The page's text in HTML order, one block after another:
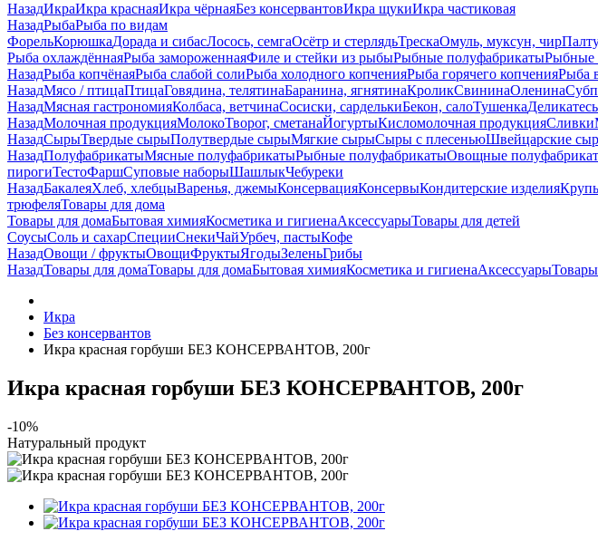
НазадИкраИкра краснаяИкра чёрнаяБез консервантовИкра щукиИкра частиковая
НазадРыбаРыба по видам
ФорельКорюшкаДорада и сибасЛосось, семгаОсётр и стерлядьТрескаОмуль, муксун, чир
Рыба охлаждённаяРыба замороженнаяФиле и стейки из рыбыРыбные полуфабрикатыРыбные
НазадРыба копчёнаяРыба слабой солиРыба холодного копченияРыба горячего копченияРыба
НазадМясо / птицаПтицаГовядина, телятинаБаранина, ягнятинаКроликСвининаОленина
НазадМясная гастрономияКолбаса, ветчинаСосиски, сарделькиБекон, салоТушенка
НазадМолочная продукцияМолокоТворог, сметанаЙогуртыКисломолочная продукцияСливки
НазадСырыТвердые сырыПолутвердые сырыМягкие сырыСыры c плесеньюШвейцарские
НазадПолуфабрикатыМясные полуфабрикатыРыбные полуфабрикатыОвощные
пирогиТестоФаршСуповые наборыШашлыкЧебуреки
НазадБакалеяХлеб, хлебцыВаренья, джемыКонсервацияКонсервыКондитерские изделия
трюфеляТовары для дома
Товары для домаБытовая химияКосметика и гигиенаАксессуарыТовары для детей
СоусыСоль и сахарСпецииСнекиЧайУрбеч, пастыКофе
НазадОвощи / фруктыОвощиФруктыЯгодыЗеленьГрибы
НазадТовары для домаТовары для домаБытовая химияКосметика и гигиенаАксессуары
Икра
Без консервантов
Икра красная горбуши БЕЗ КОНСЕРВАНТОВ, 200г
Икра красная горбуши БЕЗ КОНСЕРВАНТОВ, 200г
-10%
Натуральный продукт